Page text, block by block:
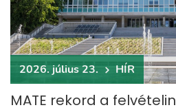
2026. július 23. HÍR
MATE rekord a felvételin